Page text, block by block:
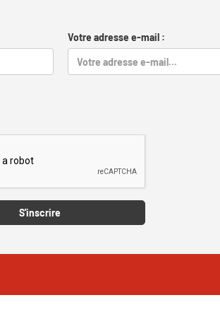
Votre adresse e-mail :
S'inscrire